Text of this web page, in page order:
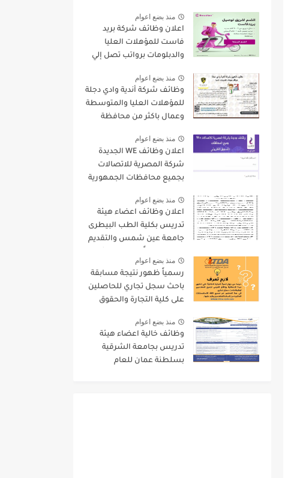
التخصصات للعام الدراسى
الجديد 2022 / 2023
منذ بضع اعوام
اعلان وظائف شركة بريد
فاست للمؤهلات العليا
والدبلومات برواتب تصل إلي
منذ بضع اعوام
وظائف شركة أندية وادي دجلة
للمؤهلات العليا والمتوسطة
وعمال باكثر من محافظة
منذ بضع اعوام
اعلان وظائف WE الجديدة
شركة المصرية للاتصالات
بجميع محافظات الجمهورية
منذ بضع اعوام
اعلان وظائف اعضاء هيئة
تدريس بكلية الطب البيطرى
جامعة عين شمس والتقديم
الاعلان
منذ بضع اعوام
رسمياً ظهور نتيجة مسابقة
باحث سجل تجاري للحاصلين
على كلية التجارة والحقوق
الهامة بخصوص المسابقة
منذ بضع اعوام
وظائف خالية اعضاء هيئة
تدريس بجامعة الشرقية
بسلطنة عمان للعام